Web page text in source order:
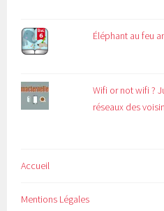
Éléphant au feu
Wifi or not wifi ?
réseaux des
Accueil
Mentions Légales